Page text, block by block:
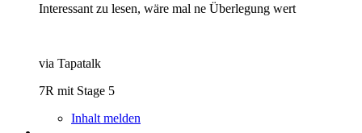
Interessant zu lesen, wäre mal ne Überlegung wert
via Tapatalk
7R mit Stage 5
Inhalt melden